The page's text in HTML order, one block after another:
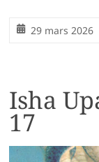
29 mars 2026
Isha
17